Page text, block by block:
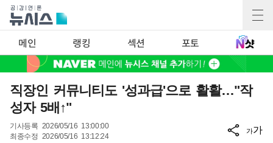
메인 랭킹 섹션 포토
직장인 커뮤니티도 '성과급'으로 활활…"작
성자 5배↑"
기사등록 2026/05/16 13:00:00
최종수정 2026/05/16 13:12:24
가가